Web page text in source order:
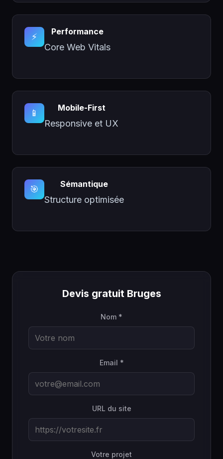
⚡ Performance
Core Web Vitals
📱 Mobile-First
Responsive et UX
🎯 Sémantique
Structure optimisée
Devis gratuit Bruges
Nom *
Email *
URL du site
Votre projet